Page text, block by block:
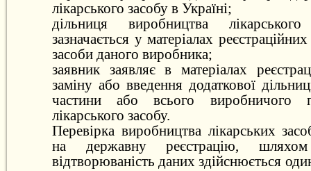
лікарського засобу в Україні;
дільниця виробництва
зазначається у матеріалах
засоби даного виробника;
заявник заявляє в матеріалах
заміну або введення додаткової
частини або всього виробничого
лікарського засобу.
Перевірка виробництва лікарських
на державну реєстрацію,
відтворюваність даних здійснюється